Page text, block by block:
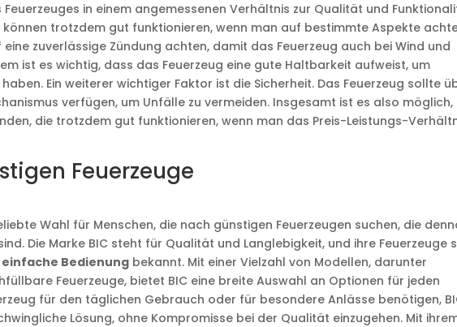
Feuerzeuges in einem angemessenen Verhältnis zur Qualität und
können trotzdem gut funktionieren, wenn man auf bestimmte Aspekte
zuverlässige Zündung achten, damit das Feuerzeug auch bei Wind und
ist es wichtig, dass das Feuerzeug eine gute Haltbarkeit aufweist, um
Ein weiterer wichtiger Faktor ist die Sicherheit. Das Feuerzeug sollte
verfügen, um Unfälle zu vermeiden. Insgesamt ist es also möglich,
die trotzdem gut funktionieren, wenn man das Preis-Leistungs-
Feuerzeuge
Wahl für Menschen, die nach günstigen Feuerzeugen suchen, die
Die Marke BIC steht für Qualität und Langlebigkeit, und ihre Feuerzeuge
einfache Bedienung bekannt. Mit einer Vielzahl von Modellen, darunter
Feuerzeuge, bietet BIC eine breite Auswahl an Optionen für jeden
für den täglichen Gebrauch oder für besondere Anlässe benötigen,
Lösung, ohne Kompromisse bei der Qualität einzugehen. Mit